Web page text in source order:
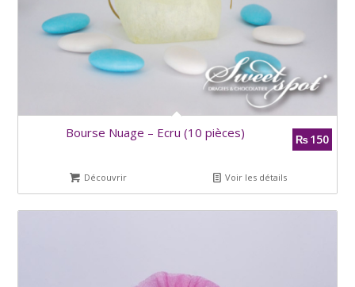
Bourse Nuage – Ecru (10 pièces) ₨150
Découvrir Voir les détails